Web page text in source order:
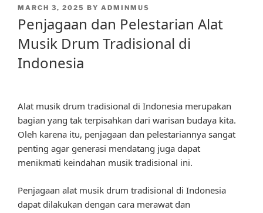
POSTED
MARCH 3, 2025 BY ADMINMUS
Penjagaan dan Pelestarian Alat
Musik Drum Tradisional di
Indonesia
Alat musik drum tradisional di Indonesia merupakan
bagian yang tak terpisahkan dari warisan budaya kita.
Oleh karena itu, penjagaan dan pelestariannya sangat
penting agar generasi mendatang juga dapat
menikmati keindahan musik tradisional ini.
Penjagaan alat musik drum tradisional di Indonesia
dapat dilakukan dengan cara merawat dan